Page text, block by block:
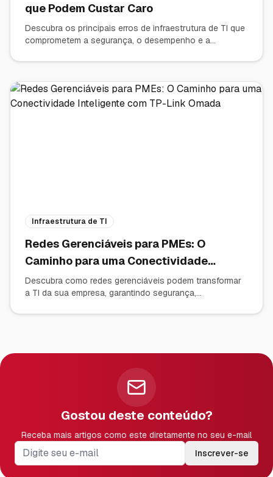
que Podem Custar Caro
Descubra os principais erros de infraestrutura de TI que
comprometem a segurança, o desempenho e a
Infraestrutura de TI
Redes Gerenciáveis para PMEs: O
Caminho para uma Conectividade
Inteligente com TP-Link Omada
Descubra como redes gerenciáveis podem transformar
a TI da sua empresa, garantindo segurança,
TP-Link Omada é a escolha ideal para PMEs.
Gostou deste conteúdo?
Receba mais artigos como este diretamente no seu e-mail
Inscrever-se